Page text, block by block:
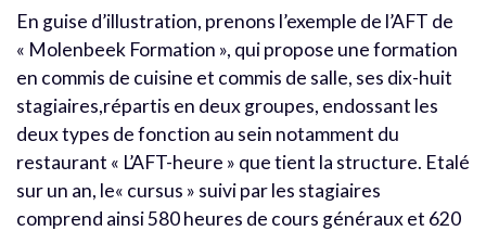
En guise d’illustration, prenons l’exemple de l’AFT de
« Molenbeek Formation », qui propose une formation
en commis de cuisine et commis de salle, ses dix-huit
stagiaires,répartis en deux groupes, endossant les
deux types de fonction au sein notamment du
restaurant « L’AFT-heure » que tient la structure. Etalé
sur un an, le« cursus » suivi par les stagiaires
comprend ainsi 580 heures de cours généraux et 620